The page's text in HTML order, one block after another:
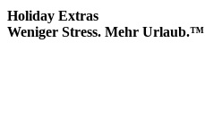
Holiday Extras
Weniger Stress. Mehr Urlaub.™